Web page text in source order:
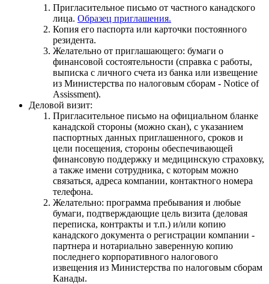
Пригласительное письмо от частного канадского
лица. Образец приглашения.
Копия его паспорта или карточки постоянного
резидента.
Желательно от приглашающего: бумаги о
финансовой состоятельности (справка с работы,
выписка с личного счета из банка или извещение
из Министерства по налоговым сборам - Notice of
Assissment).
Деловой визит:
Пригласительное письмо на официальном бланке
канадской стороны (можно скан), с указанием
паспортных данных приглашенного, сроков и
цели посещения, стороны обеспечивающей
финансовую поддержку и медицинскую страховку,
а также имени сотрудника, с которым можно
связаться, адреса компании, контактного номера
телефона.
Желательно: программа пребывания и любые
бумаги, подтверждающие цель визита (деловая
переписка, контракты и т.п.) и/или копию
канадского документа о регистрации компании -
партнера и нотариально заверенную копию
последнего корпоративного налогового
извещения из Министерства по налоговым сборам
Канады.